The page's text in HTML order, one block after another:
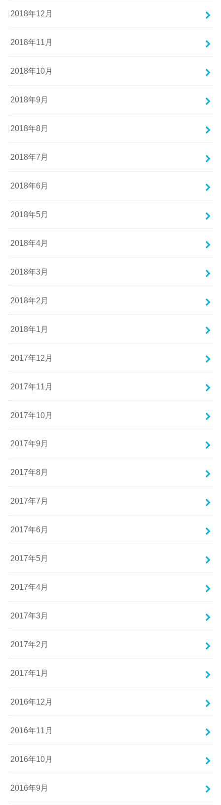
2018年12月
2018年11月
2018年10月
2018年9月
2018年8月
2018年7月
2018年6月
2018年5月
2018年4月
2018年3月
2018年2月
2018年1月
2017年12月
2017年11月
2017年10月
2017年9月
2017年8月
2017年7月
2017年6月
2017年5月
2017年4月
2017年3月
2017年2月
2017年1月
2016年12月
2016年11月
2016年10月
2016年9月